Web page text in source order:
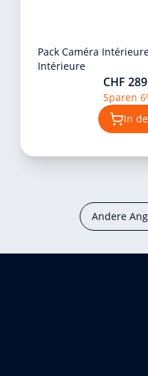
Pack Caméra
Intérieure
CHF
Sparen
In
Andere